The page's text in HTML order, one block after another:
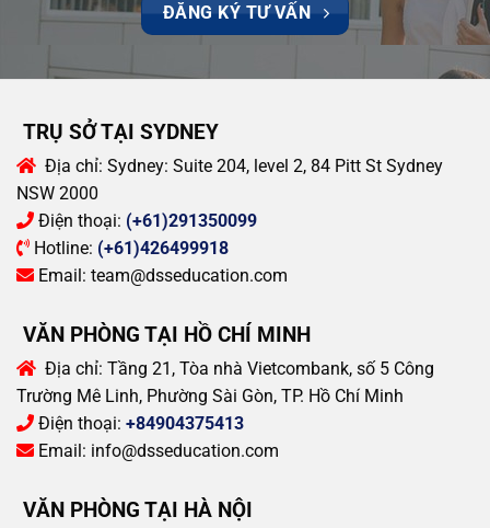
ĐĂNG KÝ TƯ VẤN
TRỤ SỞ TẠI SYDNEY
Địa chỉ: Sydney: Suite 204, level 2, 84 Pitt St Sydney
NSW 2000
Điện thoại: (+61)291350099
Hotline: (+61)426499918
Email: team@dsseducation.com
VĂN PHÒNG TẠI HỒ CHÍ MINH
Địa chỉ: Tầng 21, Tòa nhà Vietcombank, số 5 Công
Trường Mê Linh, Phường Sài Gòn, TP. Hồ Chí Minh
Điện thoại: +84904375413
Email: info@dsseducation.com
VĂN PHÒNG TẠI HÀ NỘI